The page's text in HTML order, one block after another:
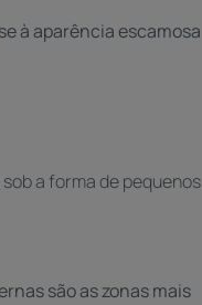
à aparência escamosa
a forma de pequenos
são as zonas mais